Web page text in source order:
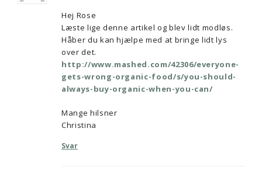
Hej Rose
Læste lige denne artikel og blev lidt modløs.
Håber du kan hjælpe med at bringe lidt lys
over det.
http://www.mashed.com/42306/everyone-
gets-wrong-organic-food/s/you-should-
always-buy-organic-when-you-can/
Mange hilsner
Christina
Svar